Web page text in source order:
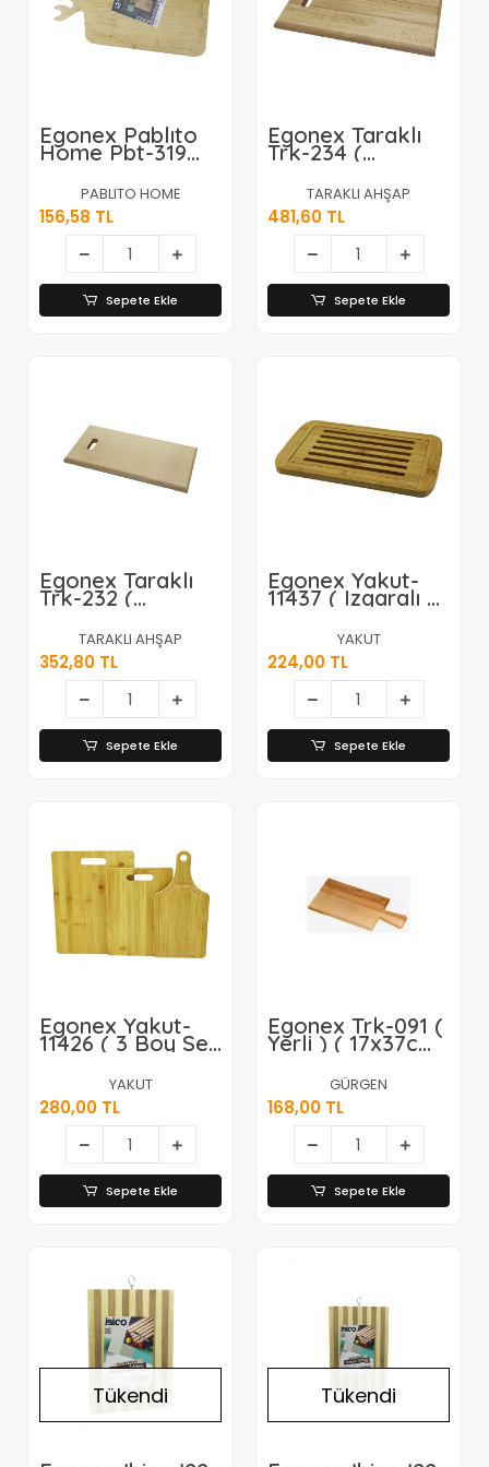
Egonex Pablıto
Home Pbt-319
(d.gen=22x36cm)
Ahşap Bambu
Kesim Panosu &
Kesme Tahtası
(geyik Boynuz
Figür Saplı)*24
PABLITO HOME
156,58 TL
Sepete Ekle
Egonex Taraklı
Trk-234 (
25x40cm ) (
Kalın=2.5cm )
Ahşap Kesim
Panosu & Et
Tahtası ( El
Geçmeli Kulp
TARAKLI AHŞAP
481,60 TL
Sepete Ekle
Egonex Taraklı
Trk-232 (
20x40cm ) (
Kalın=2.5cm )
Ahşap Kesim
Panosu & Et
Tahtası ( El
Geçmeli Kulp
TARAKLI AHŞAP
352,80 TL
Sepete Ekle
Egonex Yakut-
11437 ( Izgaralı &
Hazneli ) Ahşap
Bambu Kesim
Panosu (
21x36cm )*24
YAKUT
224,00 TL
Sepete Ekle
Egonex Yakut-
11426 ( 3 Boy Set
) Ahşap Bambu
Kesim Panosu (
16x22 & 20x28 &
25x33cm )*12
YAKUT
280,00 TL
Sepete Ekle
Egonex Trk-091 (
Yerli ) ( 17x37cm
) Saplı Ahşap
Kesim Panosu*60
GÜRGEN
168,00 TL
Sepete Ekle
Tükendi Tükendi